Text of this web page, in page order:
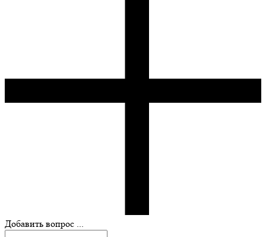
Добавить вопрос ...